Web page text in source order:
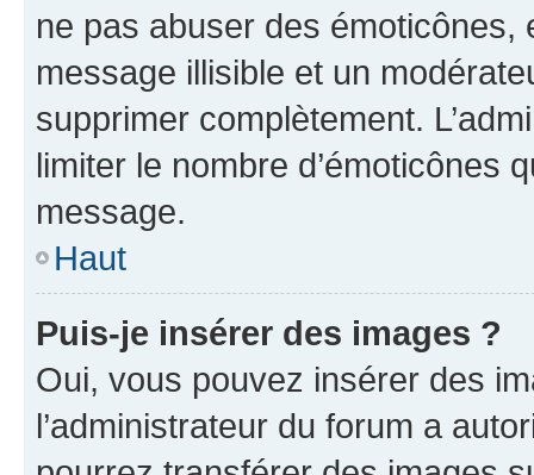
ne pas abuser des
message illisible et un
supprimer complètement.
limiter le nombre d’émoticônes
message.
Haut
Puis-je insérer des images ?
Oui, vous pouvez insérer des
l’administrateur du forum a